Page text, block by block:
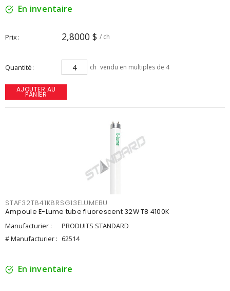
En inventaire
Prix 2,8000 $ / ch
Quantité ch vendu en multiples de 4
AJOUTER AU
PANIER
STAF32T841K8RSG13ELUMEBU
Ampoule E-Lume tube fluorescent 32W T8 4100K
Manufacturier :
PRODUITS STANDARD
# Manufacturier : 62514
En inventaire